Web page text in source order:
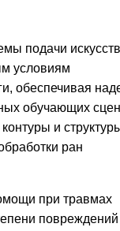
подачи
условиям
обеспечивая
обучающих
и
ран
при травмах
повреждений